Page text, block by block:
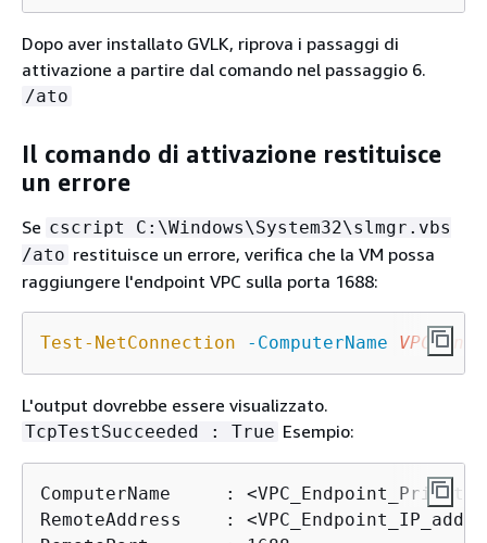
Dopo aver installato GVLK, riprova i passaggi di
attivazione a partire dal comando nel passaggio 6.
/ato
Il comando di attivazione restituisce
un errore
Se cscript C:\Windows\System32\slmgr.vbs
/ato restituisce un errore, verifica che la VM possa
raggiungere l'endpoint VPC sulla porta 1688:
Test-NetConnection -ComputerName
L'output dovrebbe essere visualizzato.
TcpTestSucceeded : True Esempio:
ComputerName     :
RemoteAddress    :